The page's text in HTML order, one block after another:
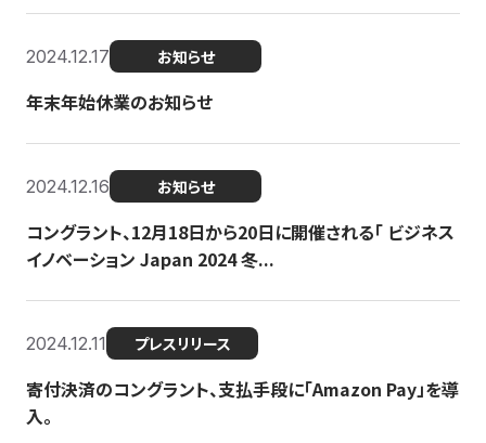
2024.12.17 お知らせ
年末年始休業のお知らせ
2024.12.16 お知らせ
コングラント、12月18日から20日に開催される「 ビジネス
イノベーション Japan 2024 冬...
2024.12.11 プレスリリース
寄付決済のコングラント、支払手段に「Amazon Pay」を導
入。